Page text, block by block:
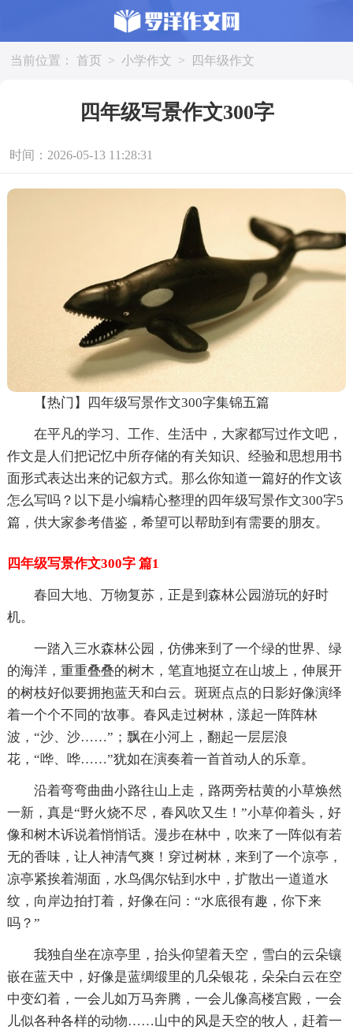
当前位置： 首页 > 小学作文 > 四年级作文
四年级写景作文300字
时间：2026-05-13 11:28:31
【热门】四年级写景作文300字集锦五篇
在平凡的学习、工作、生活中，大家都写过作文吧，
作文是人们把记忆中所存储的有关知识、经验和思想用书
面形式表达出来的记叙方式。那么你知道一篇好的作文该
怎么写吗？以下是小编精心整理的四年级写景作文300字5
篇，供大家参考借鉴，希望可以帮助到有需要的朋友。
四年级写景作文300字 篇1
春回大地、万物复苏，正是到森林公园游玩的好时
机。
一踏入三水森林公园，仿佛来到了一个绿的世界、绿
的海洋，重重叠叠的树木，笔直地挺立在山坡上，伸展开
的树枝好似要拥抱蓝天和白云。斑斑点点的日影好像演绎
着一个个不同的'故事。春风走过树林，漾起一阵阵林
波，“沙、沙……”；飘在小河上，翻起一层层浪
花，“哗、哗……”犹如在演奏着一首首动人的乐章。
沿着弯弯曲曲小路往山上走，路两旁枯黄的小草焕然
一新，真是“野火烧不尽，春风吹又生！”小草仰着头，好
像和树木诉说着悄悄话。漫步在林中，吹来了一阵似有若
无的香味，让人神清气爽！穿过树林，来到了一个凉亭，
凉亭紧挨着湖面，水鸟偶尔钻到水中，扩散出一道道水
纹，向岸边拍打着，好像在问：“水底很有趣，你下来
吗？”
我独自坐在凉亭里，抬头仰望着天空，雪白的云朵镶
嵌在蓝天中，好像是蓝绸缎里的几朵银花，朵朵白云在空
中变幻着，一会儿如万马奔腾，一会儿像高楼宫殿，一会
儿似各种各样的动物……山中的风是天空的牧人，赶着一